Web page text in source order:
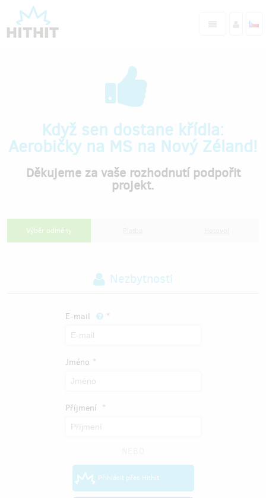
Když sen dostane křídla:
Aerobičky na MS na Nový Zéland!
Děkujeme za vaše rozhodnutí podpořit
projekt.
Výběr odměny
Nezbytnosti
E-mail
Jméno
Příjmení
Přihlásit přes Hithit